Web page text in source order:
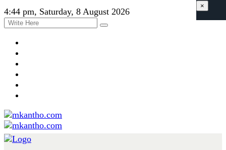
4:44 pm, Saturday, 8 August 2026
×